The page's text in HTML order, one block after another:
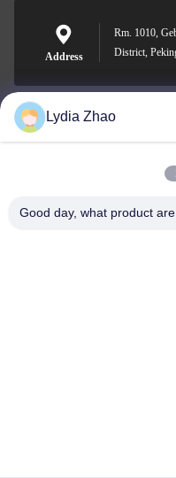
Address
Rm. 1010,
District,
Lydia Zhao
Good day, what product